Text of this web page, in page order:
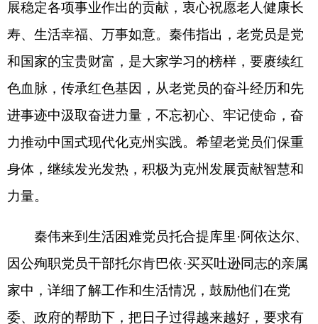
秦伟来到生活困难党员托合提库里·阿依达尔、
因公殉职党员干部托尔肯巴依· 买买吐逊同志的亲属
家中，详细了解工作和生活情况，鼓励他们在党
关部门要关心好、照顾好生活困难党员、因公殉职
党员干部家属，落实落细各项优抚政策，及时帮助
解决实际困难，让他们切实感受到党组织的温暖。
秦伟在看望慰问中强调，全州各级党组织和广
大党员干部要深入学习贯彻习近平党建思想，在学
实际行动深刻领悟“两个确立”的决定性意义，坚决
做到“两个维护”。要始终坚持以人民为中心的发展
思想，厚植为民情怀，用心用情办好就业、教育、
医疗等民生实事，切实提升各族群众获得感、幸福